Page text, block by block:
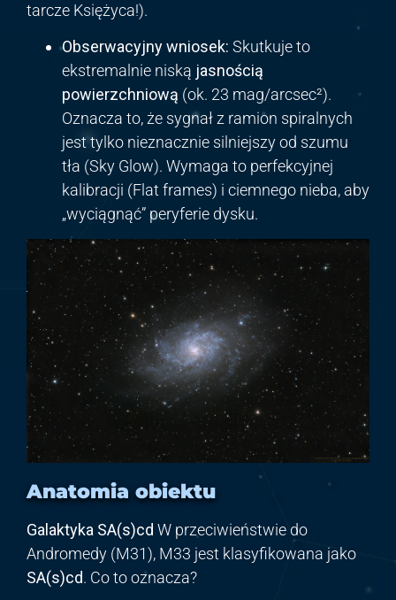
tarcze Księżyca!).
Obserwacyjny wniosek: Skutkuje to
ekstremalnie niską jasnością
powierzchniową (ok. 23 mag/arcsec²).
Oznacza to, że sygnał z ramion spiralnych
jest tylko nieznacznie silniejszy od szumu
tła (Sky Glow). Wymaga to perfekcyjnej
kalibracji (Flat frames) i ciemnego nieba, aby
„wyciągnąć” peryferie dysku.
Anatomia obiektu
Galaktyka SA(s)cd W przeciwieństwie do
Andromedy (M31), M33 jest klasyfikowana jako
SA(s)cd. Co to oznacza?